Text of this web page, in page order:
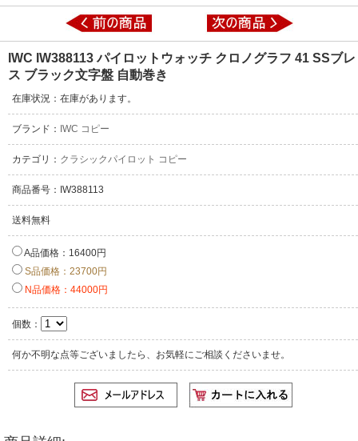
IWC IW388113 パイロットウォッチ クロノグラフ 41 SSブレ
ス ブラック文字盤 自動巻き
在庫状況：在庫があります。
ブランド： IWC コピー
カテゴリ： クラシックパイロット コピー
商品番号：IW388113
送料無料
A品価格：16400円
S品価格：23700円
N品価格：44000円
個数：
何か不明な点等ございましたら、お気軽にご相談くださいませ。